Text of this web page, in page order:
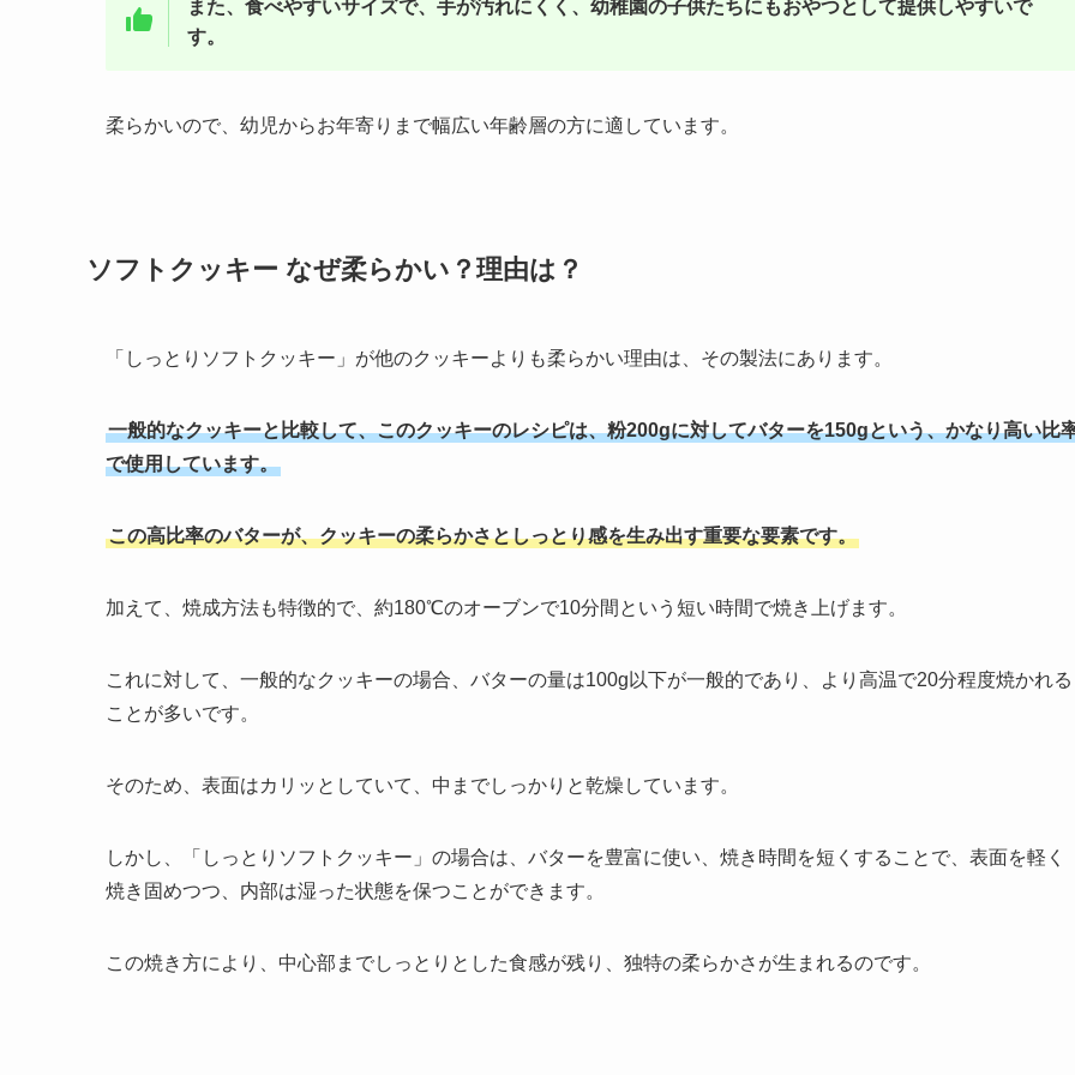
また、食べやすいサイズで、手が汚れにくく、幼稚園の子供たちにもおやつとして提供しやすいで
す。
柔らかいので、幼児からお年寄りまで幅広い年齢層の方に適しています。
ソフトクッキー なぜ柔らかい？理由は？
「しっとりソフトクッキー」が他のクッキーよりも柔らかい理由は、その製法にあります。
一般的なクッキーと比較して、このクッキーのレシピは、粉200gに対してバターを150gという、かなり高い比
で使用しています。
この高比率のバターが、クッキーの柔らかさとしっとり感を生み出す重要な要素です。
加えて、焼成方法も特徴的で、約180℃のオーブンで10分間という短い時間で焼き上げます。
これに対して、一般的なクッキーの場合、バターの量は100g以下が一般的であり、より高温で20分程度焼かれる
ことが多いです。
そのため、表面はカリッとしていて、中までしっかりと乾燥しています。
しかし、「しっとりソフトクッキー」の場合は、バターを豊富に使い、焼き時間を短くすることで、表面を軽く
焼き固めつつ、内部は湿った状態を保つことができます。
この焼き方により、中心部までしっとりとした食感が残り、独特の柔らかさが生まれるのです。